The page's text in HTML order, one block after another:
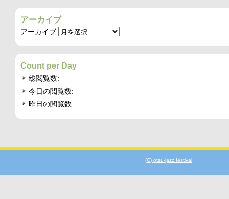
アーカイブ
アーカイブ
Count per Day
総閲覧数:
今日の閲覧数:
昨日の閲覧数:
(C) otsu-jazz festival